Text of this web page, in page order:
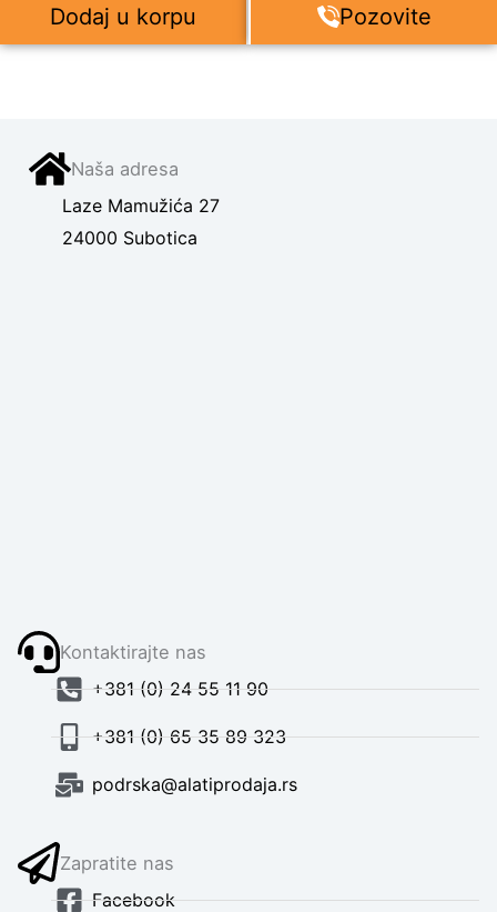
Dodaj u korpu Pozovite
Naša adresa
Laze Mamužića 27
24000 Subotica
Kontaktirajte nas
+381 (0) 24 55 11 90
+381 (0) 65 35 89 323
podrska@alatiprodaja.rs
Zapratite nas
Facebook